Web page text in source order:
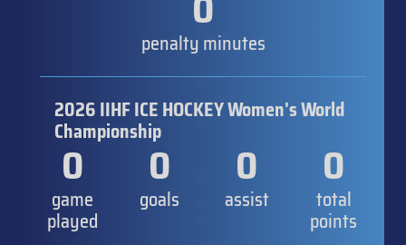
penalty minutes
2026 IIHF ICE HOCKEY Women's World
Championship
0
game
played
0
goals
0
assist
0
total
points